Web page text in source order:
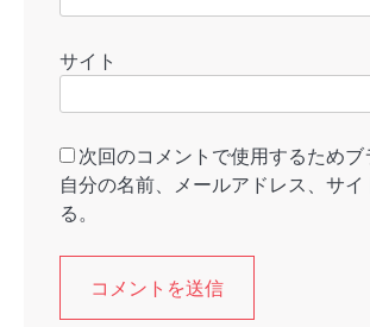
サイト
次回のコメントで使用するためブ
自分の名前、メールアドレス、サイ
る。